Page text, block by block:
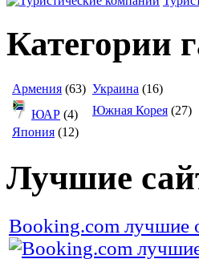
Категории
Армения (63) Украина (16)
ЮАР (4) Южная Корея (27)
Япония (12)
Лучшие
Booking.com лучшие